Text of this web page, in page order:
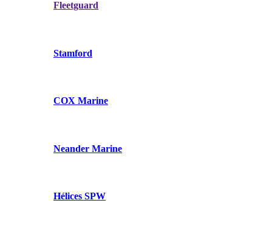
Fleetguard
Stamford
COX Marine
Neander Marine
Hélices SPW